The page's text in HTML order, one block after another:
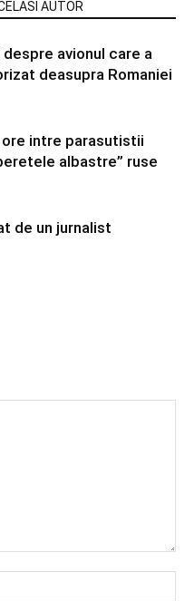
AUTOR
avionul care a
deasupra Romaniei
intre parasutistii
albastre” ruse
de un jurnalist